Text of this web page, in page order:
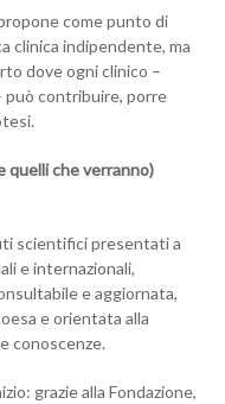
come punto di
clinica indipendente, ma
dove ogni clinico –
può contribuire, porre
che verranno)
scientifici presentati a
e internazionali,
e aggiornata,
e orientata alla
conoscenze.
grazie alla Fondazione,